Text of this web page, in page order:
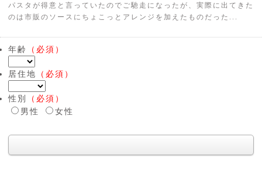
パスタが得意と言っていたのでご馳走になったが、実際に出てきた
のは市販のソースにちょこっとアレンジを加えたものだった...
年齢 （必須）
居住地 （必須）
性別
（必須）
男性
女性